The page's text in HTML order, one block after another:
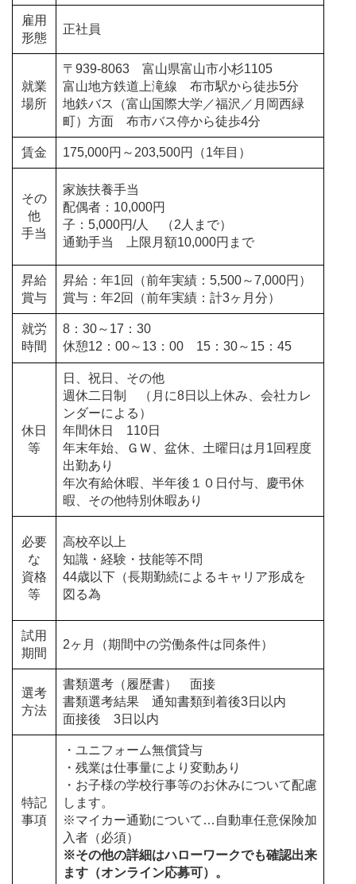
雇用
形態
正社員
就業
場所
〒939-8063 富山県富山市小杉1105
富山地方鉄道上滝線 布市駅から徒歩5分
地鉄バス（富山国際大学／福沢／月岡西緑
町）方面 布市バス停から徒歩4分
賃金 175,000円～203,500円（1年目）
その
他
手当
家族扶養手当
配偶者：10,000円
子：5,000円/人 （2人まで）
通勤手当 上限月額10,000円まで
昇給
賞与
昇給：年1回（前年実績：5,500～7,000円）
賞与：年2回（前年実績：計3ヶ月分）
就労
時間
8：30～17：30
休憩12：00～13：00 15：30～15：45
休日
等
日、祝日、その他
週休二日制 （月に8日以上休み、会社カレ
ンダーによる）
年間休日 110日
年末年始、ＧＷ、盆休、土曜日は月1回程度
出勤あり
年次有給休暇、半年後１０日付与、慶弔休
暇、その他特別休暇あり
必要
な
資格
等
高校卒以上
知識・経験・技能等不問
44歳以下（長期勤続によるキャリア形成を
図る為
試用
期間
2ヶ月（期間中の労働条件は同条件）
選考
方法
書類選考（履歴書） 面接
書類選考結果 通知書類到着後3日以内
面接後 3日以内
特記
事項
・ユニフォーム無償貸与
・残業は仕事量により変動あり
・お子様の学校行事等のお休みについて配慮
します。
※マイカー通勤について…自動車任意保険加
入者（必須）
※その他の詳細はハローワークでも確認出来
ます（オンライン応募可）。